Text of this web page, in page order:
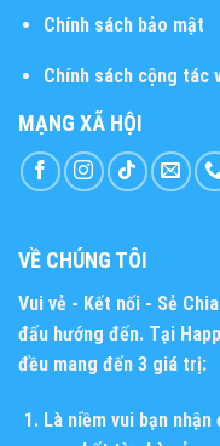
Chính sách bảo mật
Chính sách cộng tác
MẠNG XÃ HỘI
VỀ CHÚNG TÔI
Vui vẻ - Kết nối - Sẻ Chia
đấu hướng đến. Tại
đều mang đến 3 giá trị:
Là niềm vui bạn